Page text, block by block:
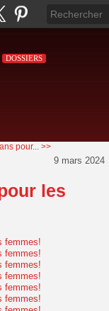
DOSSIERS
pour... >>
9 mars 2024
les